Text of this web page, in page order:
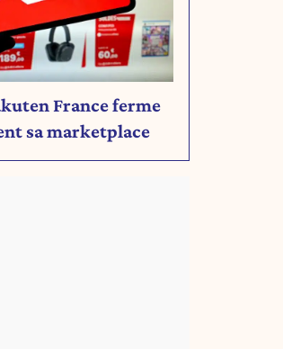
France ferme
sa marketplace